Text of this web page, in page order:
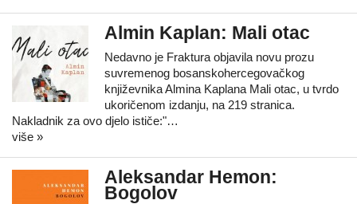
Almin Kaplan: Mali otac
Nedavno je Fraktura objavila novu prozu
suvremenog bosanskohercegovačkog
književnika Almina Kaplana Mali otac, u tvrdo
ukoričenom izdanju, na 219 stranica.
Nakladnik za ovo djelo ističe:"…
više »
Aleksandar Hemon:
Bogolov